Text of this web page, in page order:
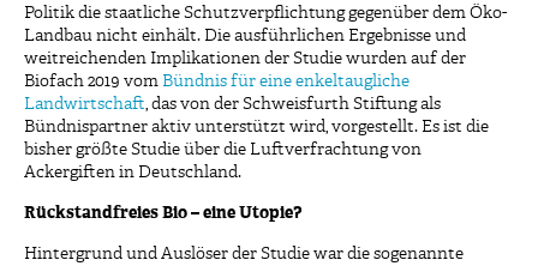
Politik die staatliche Schutzverpflichtung gegenüber dem Öko-
Landbau nicht einhält. Die ausführlichen Ergebnisse und
weitreichenden Implikationen der Studie wurden auf der
Biofach 2019 vom Bündnis für eine enkeltaugliche
Landwirtschaft , das von der Schweisfurth Stiftung als
Bündnispartner aktiv unterstützt wird, vorgestellt. Es ist die
bisher größte Studie über die Luftverfrachtung von
Ackergiften in Deutschland.
Rückstandfreies Bio – eine Utopie?
Hintergrund und Auslöser der Studie war die sogenannte